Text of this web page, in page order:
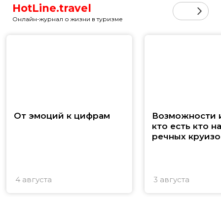
HotLine.travel
Онлайн-журнал о жизни в туризме
От эмоций к цифрам
4 августа
Возможности
кто есть кто
речных
3 августа